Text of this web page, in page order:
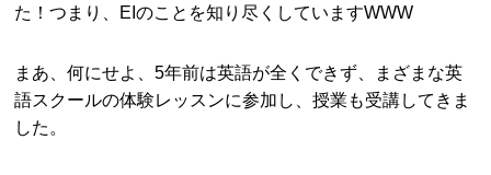
た！つまり、EIのことを知り尽くしていますWWW
まあ、何にせよ、5年前は英語が全くできず、まざまな英
語スクールの体験レッスンに参加し、授業も受講してきま
した。